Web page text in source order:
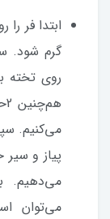
گرم شود.
روی تخته
می‌کنیم.
پیاز و
می‌دهیم.
می‌توان